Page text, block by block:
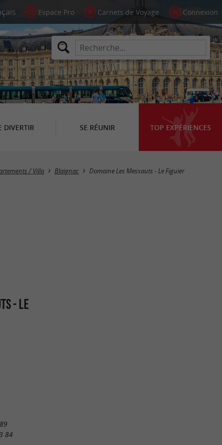
Espace Pro Carnets de Voyage Connexion
DIVERTIR SE RÉUNIR TOP EXPÉRIENCES
/ Villa Blaignac Domaine Les Messauts - Le Figuier
- LE
84